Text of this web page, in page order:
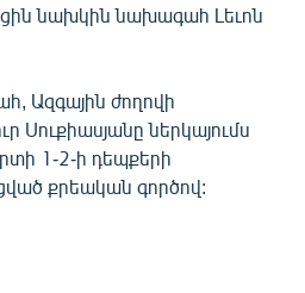
նախկին նախագահ Լեւոն
Ազգային ժողովի
ներկայումս
1-2-ի դեպքերի
քրեական գործով: